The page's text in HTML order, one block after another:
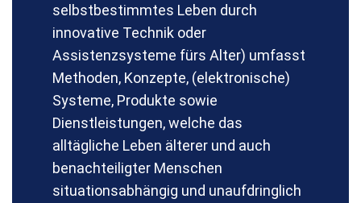
selbstbestimmtes Leben durch
innovative Technik oder
Assistenzsysteme fürs Alter) umfasst
Methoden, Konzepte, (elektronische)
Systeme, Produkte sowie
Dienstleistungen, welche das
alltägliche Leben älterer und auch
benachteiligter Menschen
situationsabhängig und unaufdringlich